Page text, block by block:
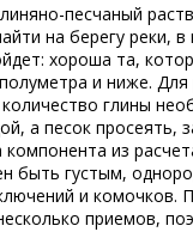
песчаный
на берегу реки, в
хороша та,
и ниже. Для
глины
а песок просеять,
компонента из
быть густым,
и комочков.
приемов,